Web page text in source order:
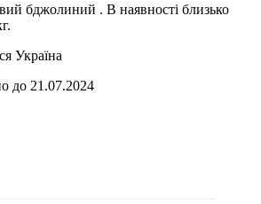
бджолиний . В наявності близько
Україна
до 21.07.2024